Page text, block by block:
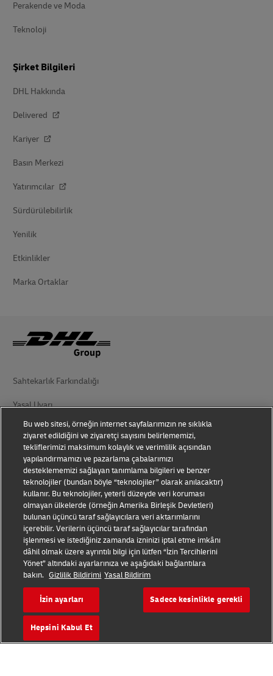
Perakende ve Moda
Teknoloji
Şirket Bilgileri
DHL Hakkında
Delivered
Kariyer
Basın Merkezi
Yatırımcılar
Sürdürülebilirlik
Yenilik
Etkinlikler
Marka Ortaklar
Sahtekarlık Farkındalığı
Yasal Uyarı
Kullanım Koşulları
Gizlilik Bildirimi
Kişisel Verilerin Korunması
Ek Bilgiler
DHL Express Tüketici Şikayetleri
Çerez Ayarları
Bizi Takip Edin
Bu web sitesi, örneğin internet sayfalarımızın ne sıklıkla
ziyaret edildiğini ve ziyaretçi sayısını belirlememizi,
tekliflerimizi maksimum kolaylık ve verimlilik açısından
yapılandırmamızı ve pazarlama çabalarımızı
desteklememizi sağlayan tanımlama bilgileri ve benzer
teknolojiler (bundan böyle “teknolojiler” olarak anılacaktır)
kullanır. Bu teknolojiler, yeterli düzeyde veri koruması
olmayan ülkelerde (örneğin Amerika Birleşik Devletleri)
bulunan üçüncü taraf sağlayıcılara veri aktarımlarını
içerebilir. Verilerin üçüncü taraf sağlayıcılar tarafından
işlenmesi ve istediğiniz zamanda izninizi iptal etme imkânı
dâhil olmak üzere ayrıntılı bilgi için lütfen “İzin Tercihlerini
Yönet” altındaki ayarlarınıza ve aşağıdaki bağlantılara
bakın. Gizlilik Bildirimi Yasal Bildirim
İzin ayarları Sadece kesinlikle gerekli
Hepsini Kabul Et